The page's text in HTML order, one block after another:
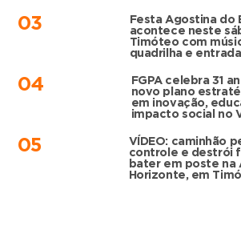
03
Festa Agostina do
acontece neste
Timóteo com
quadrilha e
04
FGPA celebra 31
novo plano
em inovação,
impacto social no
05
VÍDEO: caminhão
controle e destrói
bater em poste na
Horizonte, em